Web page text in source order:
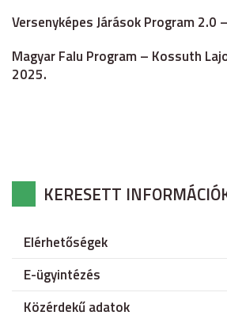
Versenyképes Járások Program 2.0
Magyar Falu Program – Kossuth
2025.
KERESETT
Elérhetőségek
E-ügyintézés
Közérdekű adatok